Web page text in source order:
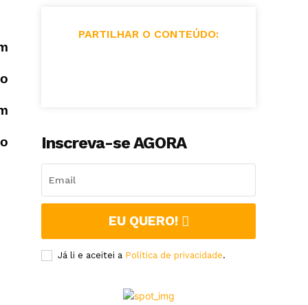
PARTILHAR O CONTEÚDO:
Inscreva-se AGORA
EU QUERO!
Já li e aceitei a Política de privacidade.